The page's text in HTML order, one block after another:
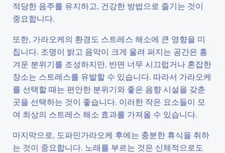
적당한 음주를 유지하고, 건강한 방법으로 즐기는 것이
중요합니다.
또한, 가라오케의 환경도 스트레스 해소에 큰 영향을 미
칩니다. 조명이 밝고 음악이 크게 울려 퍼지는 공간은 흥
겨운 분위기를 조성하지만, 반면 너무 시끄럽거나 혼잡한
장소는 스트레스를 유발할 수 있습니다. 따라서 가라오케
를 선택할 때는 편안한 분위기와 좋은 음향 시설을 갖춘
곳을 선택하는 것이 좋습니다. 이러한 작은 요소들이 모
여 최상의 스트레스 해소 효과를 가져올 수 있습니다.
마지막으로, 도파민가라오케 후에는 충분한 휴식을 취하
는 것이 중요합니다. 노래를 부르는 것은 신체적으로도